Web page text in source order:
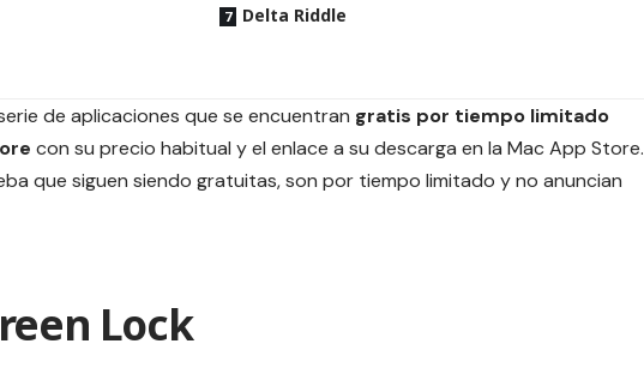
Delta Riddle
de aplicaciones que se encuentran gratis por tiempo limitado
con su precio habitual y el enlace a su descarga en la Mac App Store.
que siguen siendo gratuitas, son por tiempo limitado y no anuncian
Lock